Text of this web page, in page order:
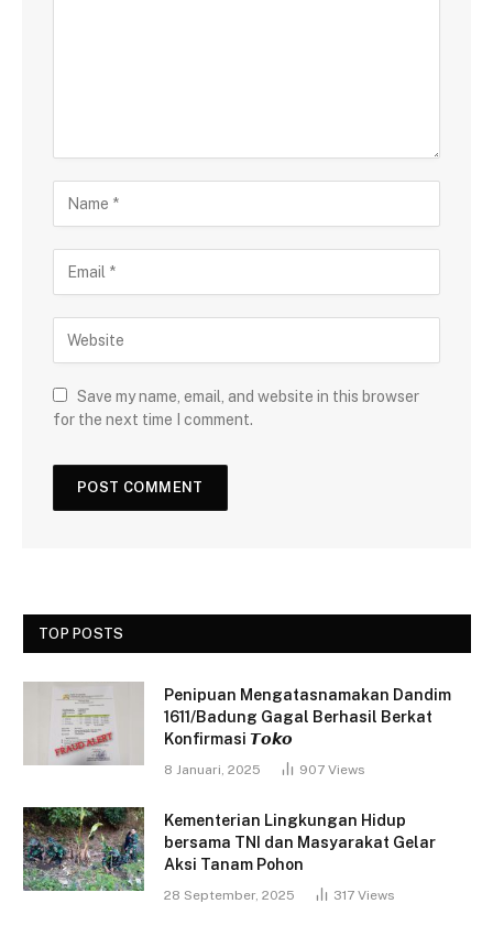
Save my name, email, and website in this browser
for the next time I comment.
TOP POSTS
Penipuan Mengatasnamakan Dandim
1611/Badung Gagal Berhasil Berkat
Konfirmasi 𝙏𝙤𝙠𝙤
8 Januari, 2025 907 Views
Kementerian Lingkungan Hidup
bersama TNI dan Masyarakat Gelar
Aksi Tanam Pohon
28 September, 2025 317 Views